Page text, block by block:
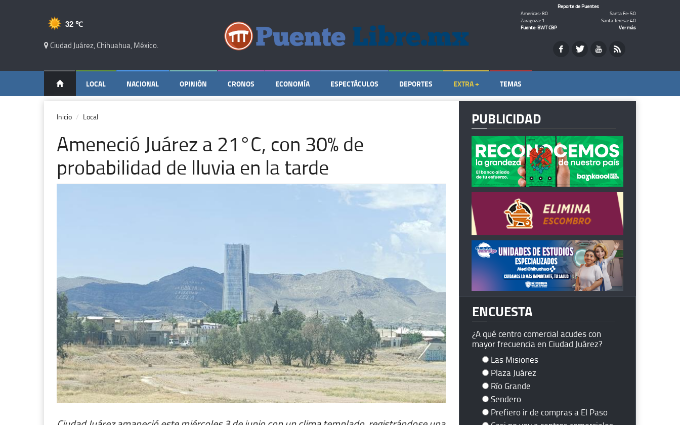
32 ℃
Ciudad Juárez, Chihuahua, México.
Reporte de Puentes
Americas: 80
Santa Fe: 50
Zaragoza: 1
Santa Teresa: 40
Fuente: BWT CBP
Ver más
LOCAL NACIONAL OPINIÓN CRONOS ECONOMÍA ESPECTÁCULOS DEPORTES EXTRA + TEMAS
Inicio Local
Ameneció Juárez a 21°C, con 30% de
probabilidad de lluvia en la tarde
PUBLICIDAD
ENCUESTA
¿A qué centro comercial acudes con
mayor frecuencia en Ciudad Juárez?
Las Misiones
Plaza Juárez
Río Grande
Sendero
Prefiero ir de compras a El Paso